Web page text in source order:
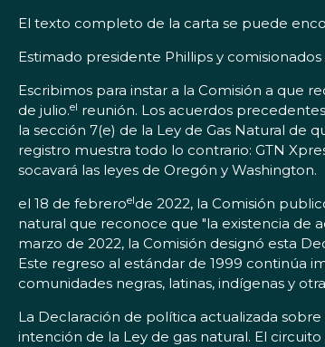
El texto completo de la carta se puede
Estimado presidente Phillips y
Escribimos para instar a la Comisión a que
de julio.el reunión. Los acuerdos
la sección 7(e) de la Ley de Gas Natural de
registro muestra todo lo contrario: GTN
socavará las leyes de Oregón y Washington.
el 18 de febreroelde 2022, la Comisión
natural que reconoce que "la existencia de
marzo de 2022, la Comisión designó esta
Este regreso al estándar de 1999 continúa
comunidades negras, latinas, indígenas y
La Declaración de política actualizada
intención de la Ley de gas natural. El